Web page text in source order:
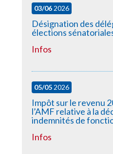
03/062026
Désignation des
élections
Infos
05/052026
Impôt sur le revenu
l’AMF relative à la
indemnités de
Infos